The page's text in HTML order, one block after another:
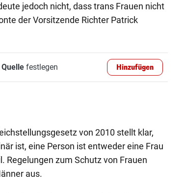
jedoch nicht, dass trans Frauen nicht
der Vorsitzende Richter Patrick
festlegen Hinzufügen
von 2010 stellt klar,
ist, eine Person ist entweder eine Frau
Regelungen zum Schutz von Frauen
aus.